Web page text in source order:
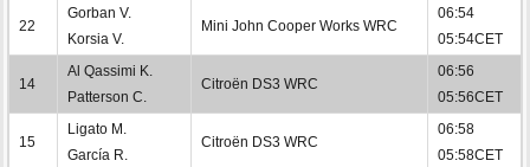
22
Gorban V.
Korsia V.
Mini John Cooper Works WRC
06:54
05:54CET
14
Al Qassimi K.
Patterson C.
Citroën DS3 WRC
06:56
05:56CET
15
Ligato M.
García R.
Citroën DS3 WRC
06:58
05:58CET